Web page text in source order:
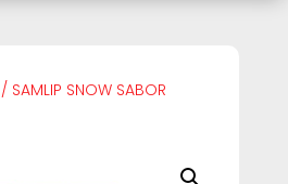
/ SAMLIP SNOW SABOR